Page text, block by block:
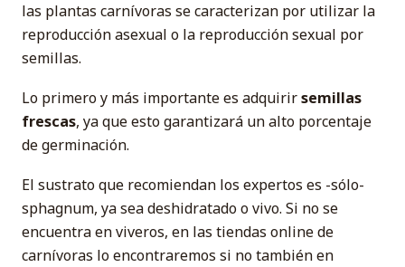
las plantas carnívoras se caracterizan por utilizar la
reproducción asexual o la reproducción sexual por
semillas.
Lo primero y más importante es adquirirsemillas
frescas, ya que esto garantizará un alto porcentaje
de germinación.
El sustrato que recomiendan los expertos es -sólo-
sphagnum, ya sea deshidratado o vivo. Si no se
encuentra en viveros, en las tiendas online de
carnívoras lo encontraremos si no también en